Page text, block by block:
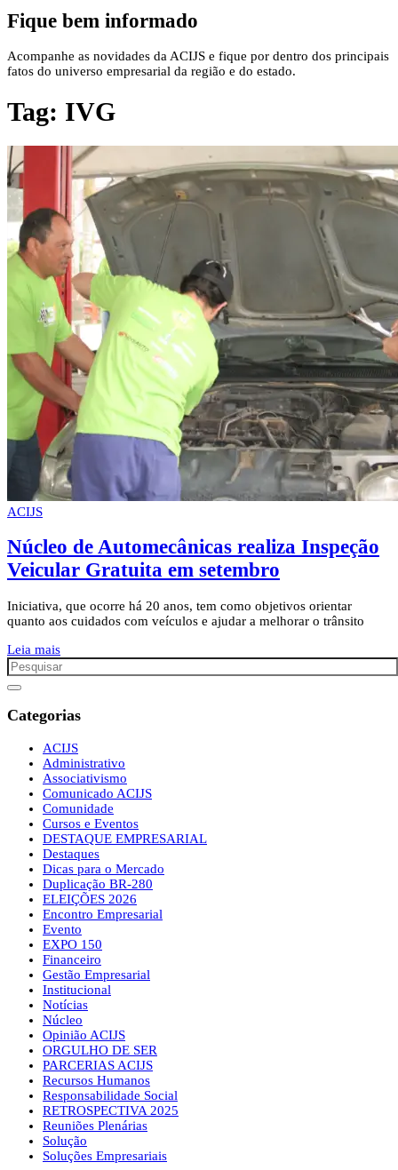
Fique bem informado
Acompanhe as novidades da ACIJS e fique por dentro dos principais
fatos do universo empresarial da região e do estado.
Tag: IVG
ACIJS
Núcleo de Automecânicas realiza Inspeção
Veicular Gratuita em setembro
Iniciativa, que ocorre há 20 anos, tem como objetivos orientar
quanto aos cuidados com veículos e ajudar a melhorar o trânsito
Leia mais
Categorias
ACIJS
Administrativo
Associativismo
Comunicado ACIJS
Comunidade
Cursos e Eventos
DESTAQUE EMPRESARIAL
Destaques
Dicas para o Mercado
Duplicação BR-280
ELEIÇÕES 2026
Encontro Empresarial
Evento
EXPO 150
Financeiro
Gestão Empresarial
Institucional
Notícias
Núcleo
Opinião ACIJS
ORGULHO DE SER
PARCERIAS ACIJS
Recursos Humanos
Responsabilidade Social
RETROSPECTIVA 2025
Reuniões Plenárias
Solução
Soluções Empresariais